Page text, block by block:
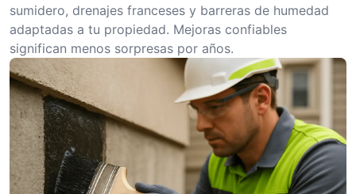
sumidero, drenajes franceses y barreras de humedad
adaptadas a tu propiedad. Mejoras confiables
significan menos sorpresas por años.